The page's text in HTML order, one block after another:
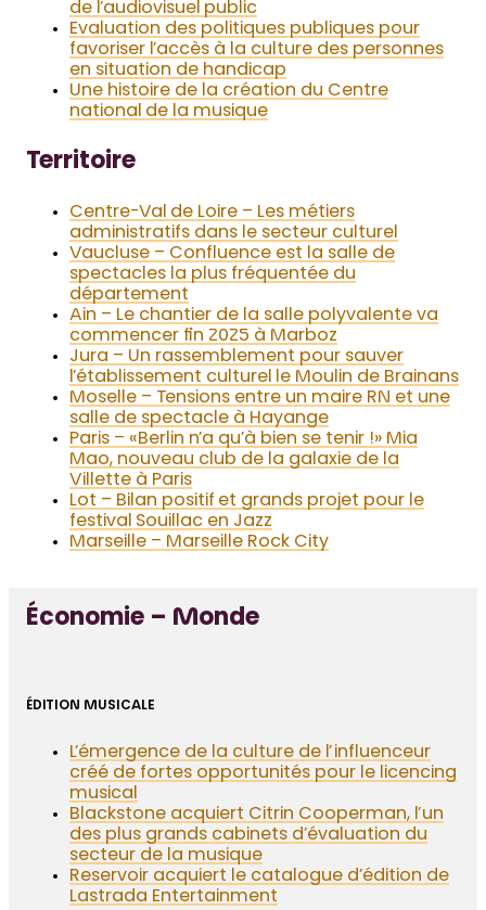
de l’audiovisuel public
Evaluation des politiques publiques pour
favoriser l’accès à la culture des personnes
en situation de handicap
Une histoire de la création du Centre
national de la musique
Territoire
Centre-Val de Loire – Les métiers
administratifs dans le secteur culturel
Vaucluse – Confluence est la salle de
spectacles la plus fréquentée du
département
Ain – Le chantier de la salle polyvalente va
commencer fin 2025 à Marboz
Jura – Un rassemblement pour sauver
l’établissement culturel le Moulin de Brainans
Moselle – Tensions entre un maire RN et une
salle de spectacle à Hayange
Paris – «Berlin n’a qu’à bien se tenir !» Mia
Mao, nouveau club de la galaxie de la
Villette à Paris
Lot – Bilan positif et grands projet pour le
festival Souillac en Jazz
Marseille – Marseille Rock City
Économie – Monde
ÉDITION MUSICALE
L’émergence de la culture de l’influenceur
créé de fortes opportunités pour le licencing
musical
Blackstone acquiert Citrin Cooperman, l’un
des plus grands cabinets d’évaluation du
secteur de la musique
Reservoir acquiert le catalogue d’édition de
Lastrada Entertainment